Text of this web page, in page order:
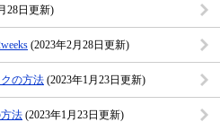
28日更新)
(2023年2月28日更新)
の方法 (2023年1月23日更新)
法 (2023年1月23日更新)